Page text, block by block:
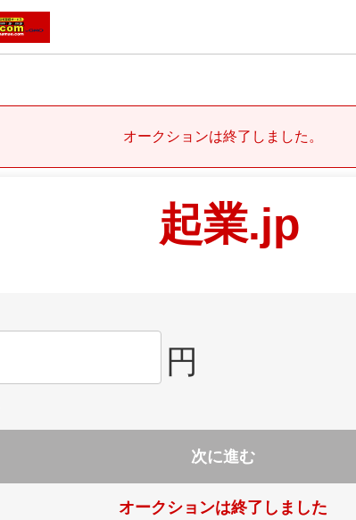
オークションは終了しました。
起業.jp
円
次に進む
オークションは終了しました